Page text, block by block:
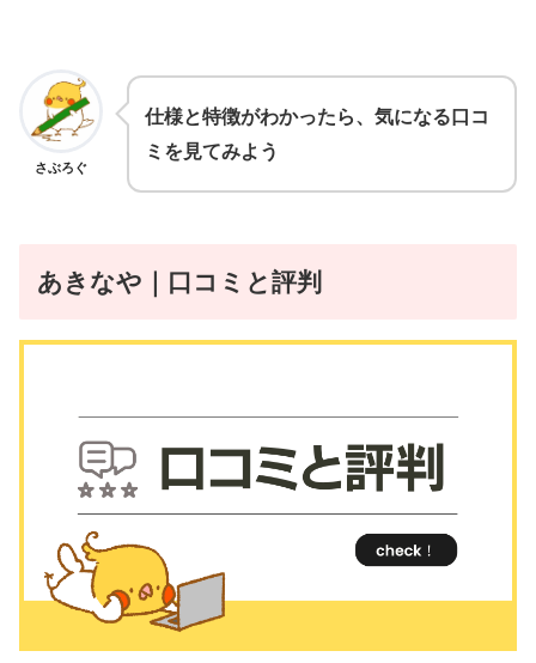
さぶろぐ
仕様と特徴がわかったら、気になる口コ
ミを見てみよう
あきなや｜口コミと評判